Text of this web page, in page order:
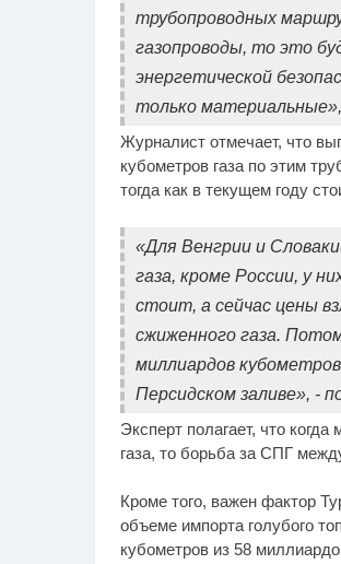
трубопроводных
газопроводы, то это
энергетической
только
Журналист отмечает, что
кубометров газа по этим
тогда как в текущем году
«Для Венгрии и
газа, кроме России, у
стоит, а сейчас цены
сжиженного газа.
миллиардов
Персидском заливе», -
Эксперт полагает, что
газа, то борьба за СПГ
Кроме того, важен фактор
объеме импорта голубого
кубометров из 58